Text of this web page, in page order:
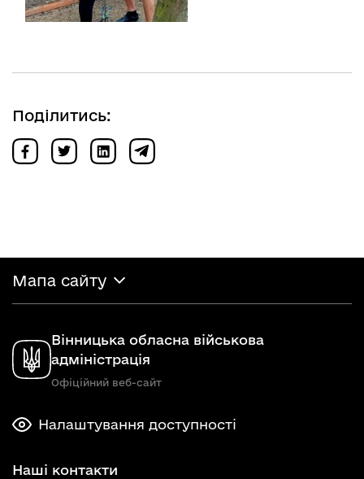
Поділитись:
Мапа сайту
Вінницька обласна військова
адміністрація
Офіційний веб-сайт
Налаштування доступності
Наші контакти